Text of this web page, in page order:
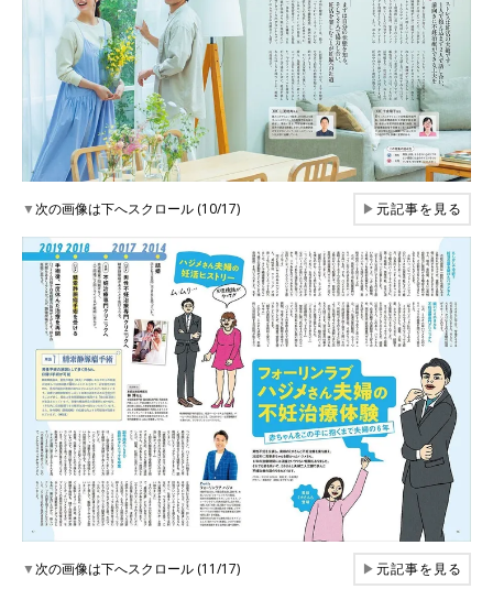
▼次の画像は下へスクロール (10/17) ▶元記事を見る
▼次の画像は下へスクロール (11/17) ▶元記事を見る